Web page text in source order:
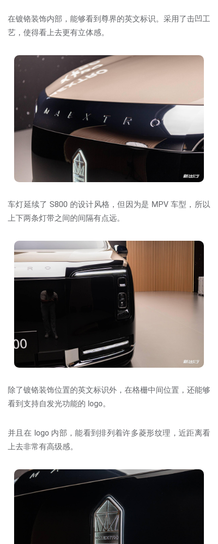
在镀铬装饰内部，能够看到尊界的英文标识。采用了击凹工
艺，使得看上去更有立体感。
车灯延续了 S800 的设计风格，但因为是 MPV 车型，所以
上下两条灯带之间的间隔有点远。
除了镀铬装饰位置的英文标识外，在格栅中间位置，还能够
看到支持自发光功能的 logo。
并且在 logo 内部，能看到排列着许多菱形纹理，近距离看
上去非常有高级感。